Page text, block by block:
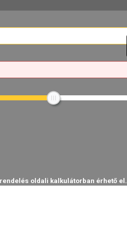
oldali kalkulátorban érhető el.